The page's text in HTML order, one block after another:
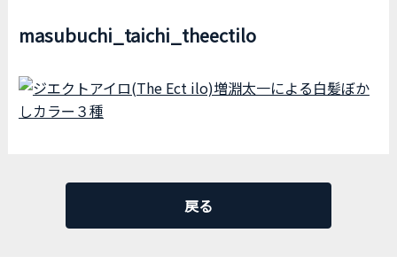
masubuchi_taichi_theectilo
戻る